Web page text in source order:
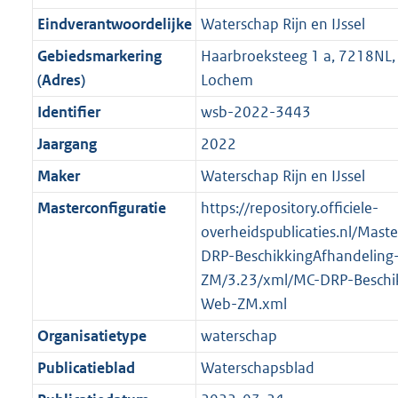
i
n
f
o
m
a
a
9
K
b
e
i
n
f
r
m
a
4
K
b
i
e
i
n
o
r
m
3
K
b
t
i
e
i
f
o
r
m
:
1
7
g
r
o
o
t
t
e
:
2
K
b
s
g
r
o
o
t
e
:
2
K
b
Eindverantwoordelijke Waterschap Rijn en IJssel
Gebiedsmarkering
(Adres)
Haarbroeksteeg 1 a,
Lochem
Identifier
wsb-2022-3443
Jaargang
2022
Maker
Waterschap Rijn en IJssel
Masterconfiguratie
https://repository.officiele-
overheidspublicaties.nl/
DRP-
ZM/3.23/xml/MC-DRP-
Web-ZM.xml
Organisatietype
waterschap
Publicatieblad
Waterschapsblad